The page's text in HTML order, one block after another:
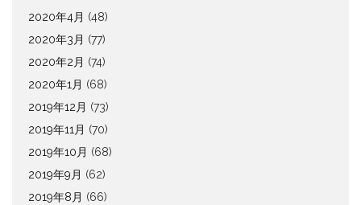
2020年4月 (48)
2020年3月 (77)
2020年2月 (74)
2020年1月 (68)
2019年12月 (73)
2019年11月 (70)
2019年10月 (68)
2019年9月 (62)
2019年8月 (66)